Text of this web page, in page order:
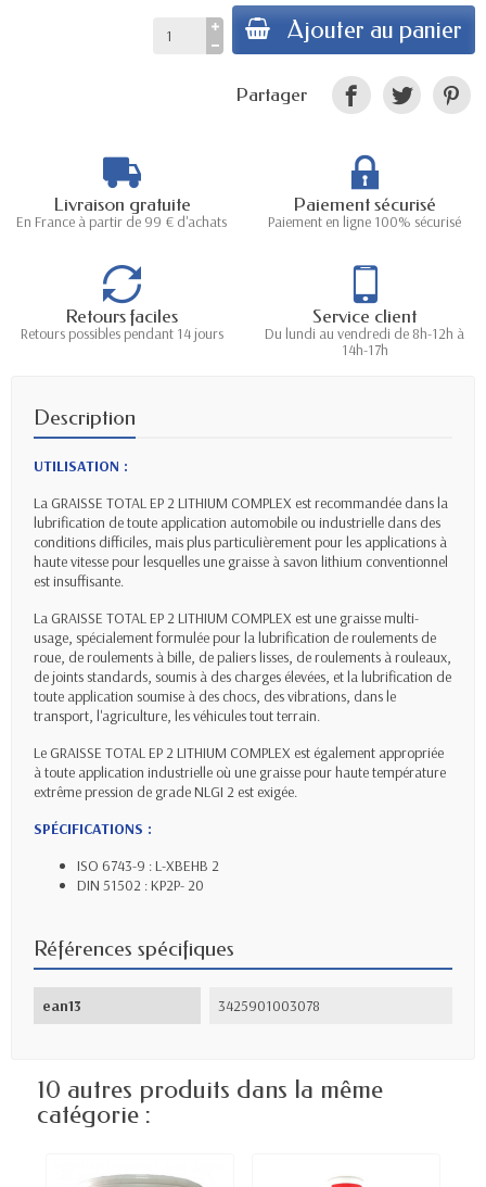
Ajouter au panier
Partager
Livraison gratuite
En France à partir de 99 € d'achats
Paiement sécurisé
Paiement en ligne 100% sécurisé
Retours faciles
Retours possibles pendant 14 jours
Service client
Du lundi au vendredi de 8h-12h à
14h-17h
Description
UTILISATION :
La GRAISSE TOTAL EP 2 LITHIUM COMPLEX est recommandée dans la
lubrification de toute application automobile ou industrielle dans des
conditions difficiles, mais plus particulièrement pour les applications à
haute vitesse pour lesquelles une graisse à savon lithium conventionnel
est insuffisante.
La GRAISSE TOTAL EP 2 LITHIUM COMPLEX est une graisse multi-
usage, spécialement formulée pour la lubrification de roulements de
roue, de roulements à bille, de paliers lisses, de roulements à rouleaux,
de joints standards, soumis à des charges élevées, et la lubrification de
toute application soumise à des chocs, des vibrations, dans le
transport, l'agriculture, les véhicules tout terrain.
Le GRAISSE TOTAL EP 2 LITHIUM COMPLEX est également appropriée
à toute application industrielle où une graisse pour haute température
extrême pression de grade NLGI 2 est exigée.
SPÉCIFICATIONS :
ISO 6743-9 : L-XBEHB 2
DIN 51502 : KP2P- 20
Références spécifiques
ean13 3425901003078
10 autres produits dans la même
catégorie :